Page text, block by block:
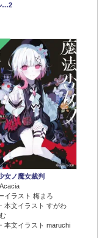
…2
女ノ魔女裁判
イラスト 梅まろ
本文イラスト すがわ
本文イラスト maruchi